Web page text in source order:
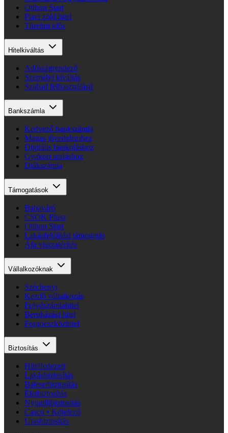
Otthon Start
Piaci zöld hitel
Türelmi idős
Hitelkiváltás
Adósságrendező
Személyi kiváltás
Szabad felhasználású
Bankszámla
Kedvező bankszámla
Magas jövedelemhez
Digitális bankoláshoz
Gyakori utaláshoz
Diákszámla
Támogatások
Babaváró
CSOK Plusz
Otthon Start
Lakásfelújítási támogatás
Áfa visszatérítés
Vállalkozóknak
Széchenyi
Kezdő vállalkozás
Folyószámlahitel
Beruházási hitel
Forgóeszközhitel
Biztosítás
Hitelfedezeti
Lakásbiztosítás
Balesetbiztosítás
Életbiztosítás
Nyugdíjbiztosítás
Casco • Kötelező
Utasbiztosítás